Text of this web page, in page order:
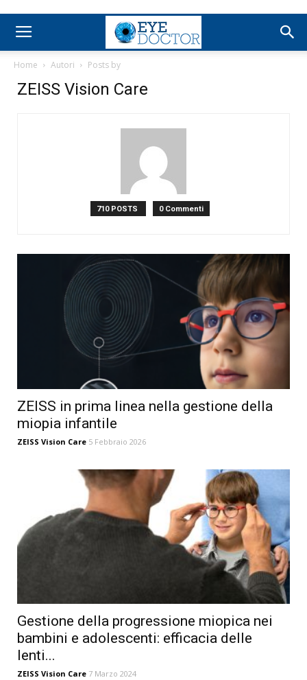
Home Autori Posts by
ZEISS Vision Care
710 POSTS 0 Commenti
ZEISS in prima linea nella gestione della
miopia infantile
ZEISS Vision Care 5 Febbraio 2026
Gestione della progressione miopica nei
bambini e adolescenti: efficacia delle
lenti...
ZEISS Vision Care 7 Marzo 2024